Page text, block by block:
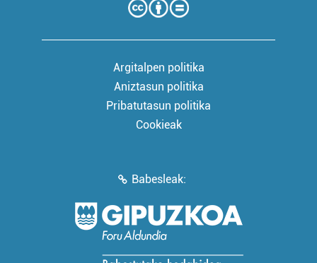
Argitalpen politika
Aniztasun politika
Pribatutasun politika
Cookieak
Babesleak: